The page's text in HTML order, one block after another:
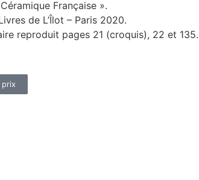
Française ».
de L’Îlot – Paris 2020.
reproduit pages 21 (croquis), 22 et 135.
prix